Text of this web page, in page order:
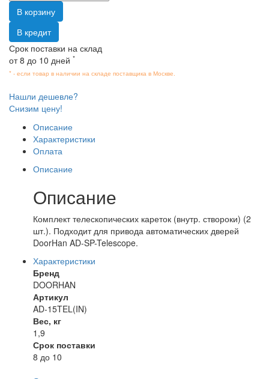
В корзину
В кредит
Срок поставки на склад
от 8 до 10 дней *
* - если товар в наличии на складе поставщика в Москве.
Нашли дешевле?
Снизим цену!
Описание
Характеристики
Оплата
Описание
Описание
Комплект телескопических кареток (внутр. створоки) (2
шт.). Подходит для привода автоматических дверей
DoorHan AD-SP-Telescope.
Характеристики
Бренд
DOORHAN
Артикул
AD-15TEL(IN)
Вес, кг
1,9
Срок поставки
8 до 10